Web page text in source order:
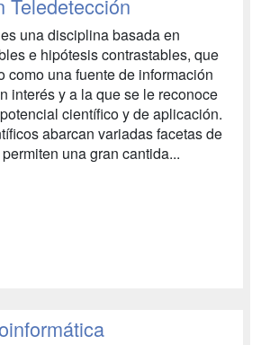
Teledetección
una disciplina basada en
e hipótesis contrastables, que
como una fuente de información
interés y a la que se le reconoce
científico y de aplicación.
abarcan variadas facetas de
una gran cantida...